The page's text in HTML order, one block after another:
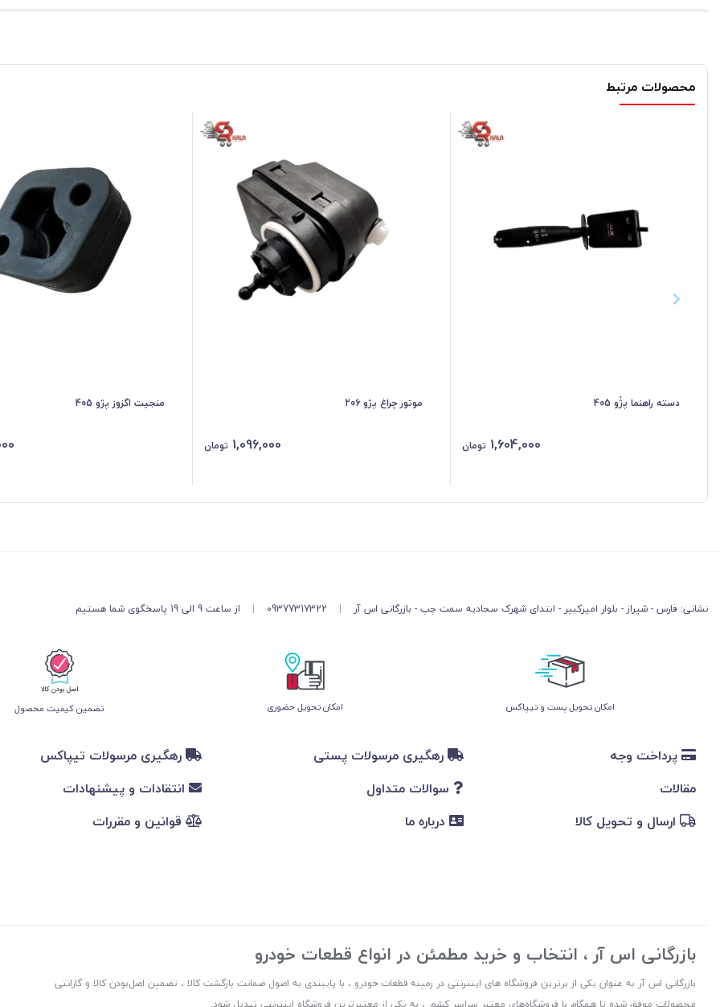
محصولات مرتبط
دسته راهنما پژٰو 405
1,604,000 تومان
موتور چراغ پژو 206
1,096,000 تومان
منجیت اگزوز پژو 405
نشانی: فارس - شیراز - بلوار امیرکبیر - ابتدای شهرک سجادیه سمت چپ - بازرگانی اس آر |
09377317322
| از ساعت 9 الی 19 پاسخگوی شما هستیم
امکان تحویل پست و تیپاکس امکان تحویل حضوری تضمین کیفیت محصول
پرداخت وجه رهگیری مرسولات پستی
رهگیری مرسولات تیپاکس
مقالات
سوالات متداول
انتقادات و پیشنهادات
ارسال و تحویل کالا
درباره ما قوانین و مقررات
بازرگانی اس آر ، انتخاب و خرید مطمئن در انواع قطعات خودرو
بازرگانی اس آر به عنوان یکی از برترین فروشگاه های اینترنتی در زمینه قطعات خودرو ، با پایبندی به اصول ضمانت بازگشت کالا ، تضمین اصل‌بودن کالا و گارانتی